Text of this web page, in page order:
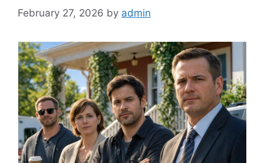
February 27, 2026 by admin